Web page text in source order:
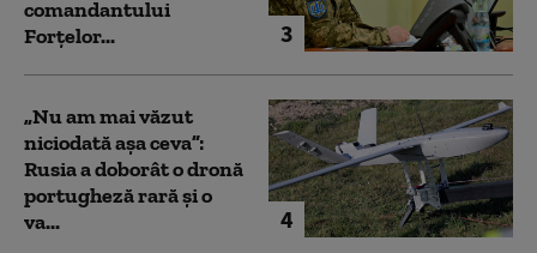
3
comandantului
Forțelor...
4
„Nu am mai văzut
niciodată așa ceva”:
Rusia a doborât o dronă
portugheză rară și o
va...